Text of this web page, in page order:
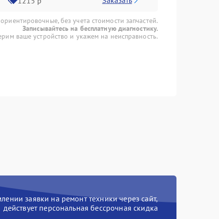
без учета стоимости запчастей.
Записывайтесь на бесплатную диагностику.
ваше устройство и укажем на неисправность.
заявки на ремонт техники через сайт,
действует персональная бессрочная скидка